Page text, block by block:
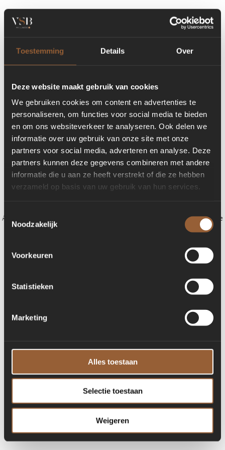
Toestemming Details Over
Deze website maakt gebruik van cookies
We gebruiken cookies om content en advertenties te
personaliseren, om functies voor social media te bieden
en om ons websiteverkeer te analyseren. Ook delen we
informatie over uw gebruik van onze site met onze
partners voor social media, adverteren en analyse. Deze
partners kunnen deze gegevens combineren met andere
informatie die u aan ze heeft verstrekt of die ze hebben
verzameld op basis van uw gebruik van hun services.
Toestemmingsselectie
Noodzakelijk
Voorkeuren
Statistieken
Marketing
Alles toestaan
Selectie toestaan
Weigeren
Application error: a client-side exception has occurred (see the browser console